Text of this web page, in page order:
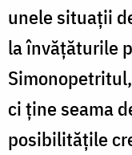
unele situații
la învățăturile
ci ține seama
posibilitățile